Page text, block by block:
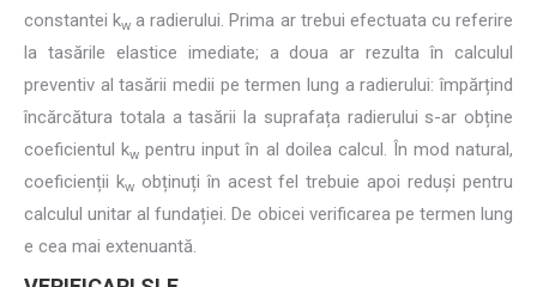
constantei kw a radierului. Prima ar trebui efectuata cu referire
la tasările elastice imediate; a doua ar rezulta în calculul
preventiv al tasării medii pe termen lung a radierului: împărțind
încărcătura totala a tasării la suprafața radierului s-ar obține
coeficientul kw pentru input în al doilea calcul. În mod natural,
coeficienții kwobținuți în acest fel trebuie apoi reduși pentru
calculul unitar al fundației. De obicei verificarea pe termen lung
e cea mai extenuantă.